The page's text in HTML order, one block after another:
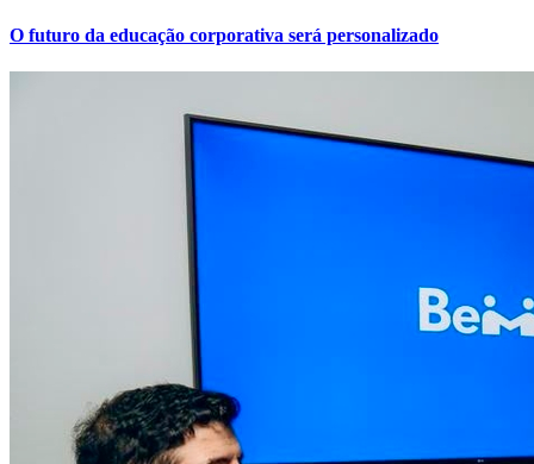
O futuro da educação corporativa será personalizado